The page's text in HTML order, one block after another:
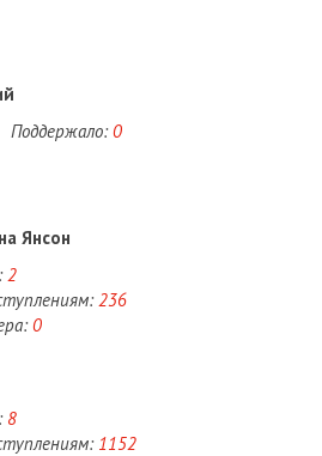
Поддержало: 0
Янсон
2
236
0
8
1152